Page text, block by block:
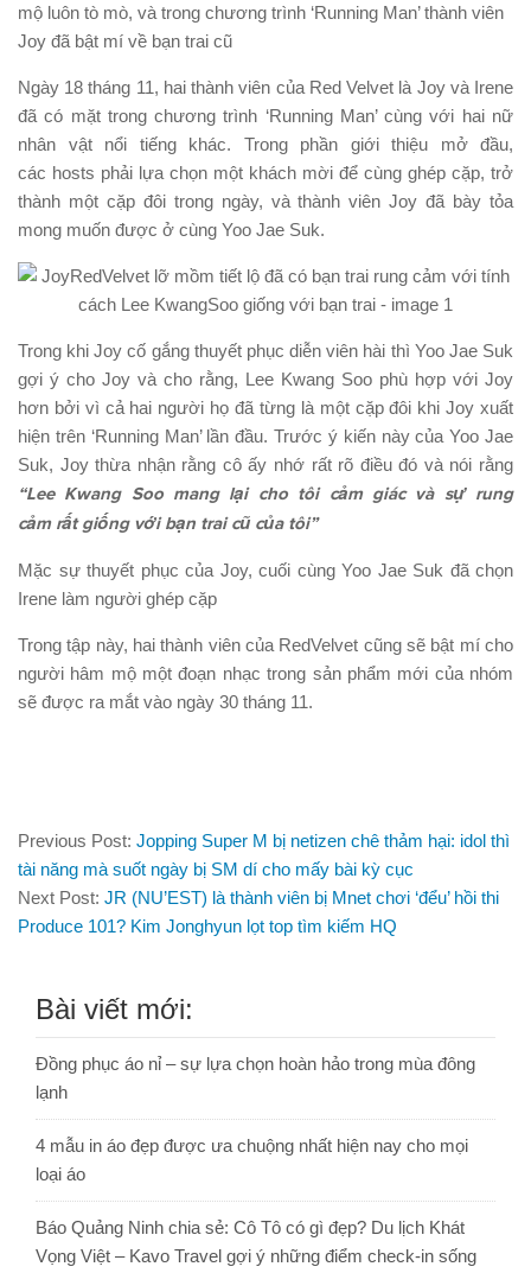
mộ luôn tò mò, và trong chương trình ‘Running Man’ thành viên
Joy đã bật mí về bạn trai cũ
Ngày 18 tháng 11, hai thành viên của Red Velvet là Joy và Irene
đã có mặt trong chương trình ‘Running Man’ cùng với hai nữ
nhân vật nổi tiếng khác. Trong phần giới thiệu mở đầu,
các hosts phải lựa chọn một khách mời để cùng ghép cặp, trở
thành một cặp đôi trong ngày, và thành viên Joy đã bày tỏa
mong muốn được ở cùng Yoo Jae Suk.
Trong khi Joy cố gắng thuyết phục diễn viên hài thì Yoo Jae Suk
gợi ý cho Joy và cho rằng, Lee Kwang Soo phù hợp với Joy
hơn bởi vì cả hai người họ đã từng là một cặp đôi khi Joy xuất
hiện trên ‘Running Man’ lần đầu. Trước ý kiến này của Yoo Jae
Suk, Joy thừa nhận rằng cô ấy nhớ rất rõ điều đó và nói rằng
“Lee Kwang Soo mang lại cho tôi cảm giác và sự rung
cảm rất giống với bạn trai cũ của tôi”
Mặc sự thuyết phục của Joy, cuối cùng Yoo Jae Suk đã chọn
Irene làm người ghép cặp
Trong tập này, hai thành viên của RedVelvet cũng sẽ bật mí cho
người hâm mộ một đoạn nhạc trong sản phẩm mới của nhóm
sẽ được ra mắt vào ngày 30 tháng 11.
Previous Post: Jopping Super M bị netizen chê thảm hại: idol thì
tài năng mà suốt ngày bị SM dí cho mấy bài kỳ cục
Next Post: JR (NU’EST) là thành viên bị Mnet chơi ‘đểu’ hồi thi
Produce 101? Kim Jonghyun lọt top tìm kiếm HQ
Bài viết mới:
Đồng phục áo nỉ – sự lựa chọn hoàn hảo trong mùa đông
lạnh
4 mẫu in áo đẹp được ưa chuộng nhất hiện nay cho mọi
loại áo
Báo Quảng Ninh chia sẻ: Cô Tô có gì đẹp? Du lịch Khát
Vọng Việt – Kavo Travel gợi ý những điểm check-in sống